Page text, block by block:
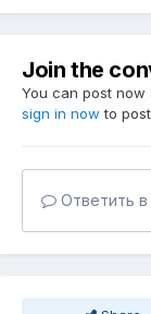
Join the
You can post now
sign in now to
Ответить в